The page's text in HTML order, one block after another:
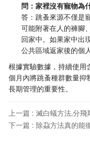
問：家裡沒有寵物為
答：跳蚤來源不僅是
可能附著在人的褲腳
回家中。如果家中出
公共區域返家後的個
根據實驗數據，持續使用
個月內將跳蚤種群數量抑
長期管理的重要性。
上一篇 : 滅白蟻方法,分飛
下一篇 : 除蝨方法真的能